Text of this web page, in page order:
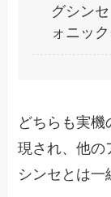
グシン
ォニッ
どちらも実
現され、他の
シンセとは一